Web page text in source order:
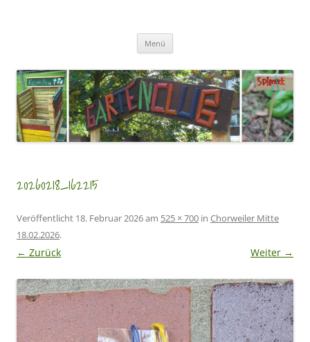
Menü
20260218_162215
Veröffentlicht 18. Februar 2026am 525 × 700 in Chorweiler Mitte
18.02.2026.
← Zurück Weiter →